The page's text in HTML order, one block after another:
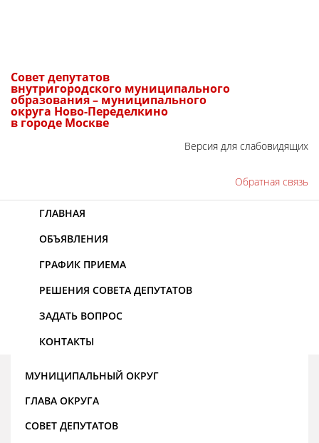
Совет депутатов
внутригородского муниципального
образования – муниципального
округа Ново-Переделкино
в городе Москве
Версия для слабовидящих
Обратная связь
ГЛАВНАЯ
ОБЪЯВЛЕНИЯ
ГРАФИК ПРИЕМА
РЕШЕНИЯ СОВЕТА ДЕПУТАТОВ
ЗАДАТЬ ВОПРОС
КОНТАКТЫ
МУНИЦИПАЛЬНЫЙ ОКРУГ
ГЛАВА ОКРУГА
СОВЕТ ДЕПУТАТОВ